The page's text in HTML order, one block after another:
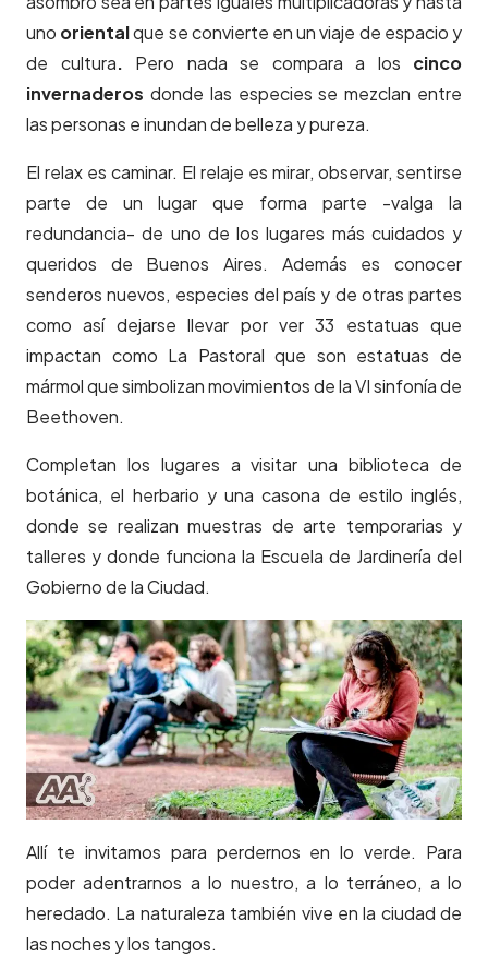
uno orientalque se convierte en un viaje de espacio y
de cultura. Pero nada se compara a los cinco
invernaderos donde las especies se mezclan entre
las personas e inundan de belleza y pureza.
El relax es caminar. El relaje es mirar, observar, sentirse
parte de un lugar que forma parte -valga la
redundancia- de uno de los lugares más cuidados y
queridos de Buenos Aires. Además es conocer
senderos nuevos, especies del país y de otras partes
como así dejarse llevar por ver 33 estatuas que
impactan como La Pastoral que son estatuas de
mármol que simbolizan movimientos de la VI sinfonía de
Beethoven.
Completan los lugares a visitar una biblioteca de
botánica, el herbario y una casona de estilo inglés,
donde se realizan muestras de arte temporarias y
talleres y donde funciona la Escuela de Jardinería del
Gobierno de la Ciudad.
Allí te invitamos para perdernos en lo verde. Para
poder adentrarnos a lo nuestro, a lo terráneo, a lo
heredado. La naturaleza también vive en la ciudad de
las noches y los tangos.